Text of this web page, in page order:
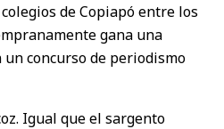
de Copiapó entre los
gana una
un concurso de periodismo
Igual que el sargento